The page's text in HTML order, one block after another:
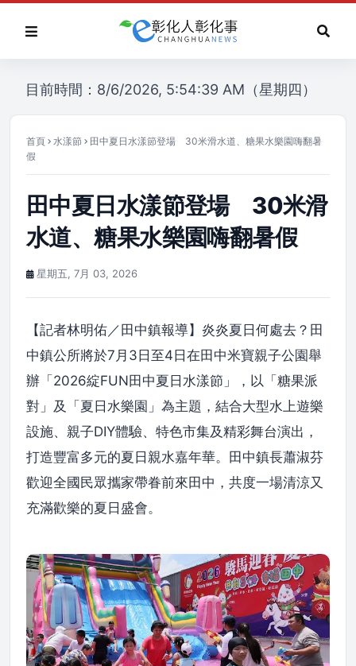
目前時間：8/6/2026, 5:54:39 AM（星期四）
首頁 水漾節
田中夏日水漾節登場 30米滑水道、糖果水樂園嗨翻暑
假
田中夏日水漾節登場 30米滑
水道、糖果水樂園嗨翻暑假
星期五, 7月 03, 2026
【記者林明佑／田中鎮報導】炎炎夏日何處去？田
中鎮公所將於7月3日至4日在田中米寶親子公園舉
辦「2026綻FUN田中夏日水漾節」，以「糖果派
對」及「夏日水樂園」為主題，結合大型水上遊樂
設施、親子DIY體驗、特色市集及精彩舞台演出，
打造豐富多元的夏日親水嘉年華。田中鎮長蕭淑芬
歡迎全國民眾攜家帶眷前來田中，共度一場清涼又
充滿歡樂的夏日盛會。